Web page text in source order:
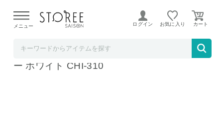
よる配送遅延が発生しております。
メニュー ログイン お気に入り
TEKNOS テクノス 新スリムカーボンヒータ
ー ホワイト CHI-310